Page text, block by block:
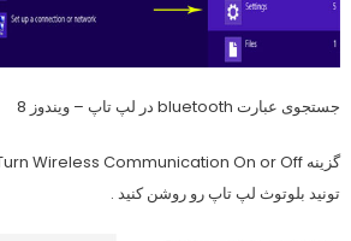
جستجوی عبارت bluetooth در لپ تاپ – ویندوز 8
تونید بلوتوث لپ تاپ رو روشن کنید .